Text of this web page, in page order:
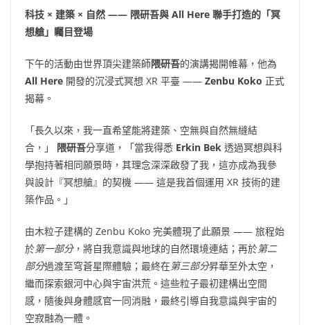
科技 × 建築 × 自然 —— 隈研吾與 All Here 聯手打造的「冥
想艙」矚目登場
下午的活動由世界頂尖建築師隈研吾的演講揭開帷幕，他為
All Here 開發的沉浸式冥想 XR 平臺 —— Zenbu Koko 正式
揭幕。
「長久以來，我一直希望能將建築、空無與自然無縫結
合，」 隈研吾分享道，「當我得悉 Erkin Bek 透過冥想與科
學抱持著相同願景時，其理念深深啟發了我，這亦成為我參
與設計『冥想艙』的契機 —— 這是我首個運用 XR 技術的建
築作品。」
由木粒子建構的 Zenbu Koko 完美體現了此願景 —— 旅程始
於第一部分，將自我意識與地球的自然環境連結；再於第二
部分過渡至穹蒼星際體驗；最終在第三部分昇華至外太空，
繼而探索銀河中心與宇宙洪荒。這些粒子最初建構出空間
感，隨後與身體感官一同消融，最終引導自我意識與宇宙的
空寂融為一體。